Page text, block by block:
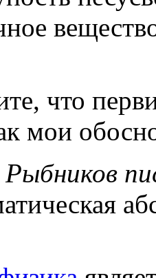
что
мои
Рыбников